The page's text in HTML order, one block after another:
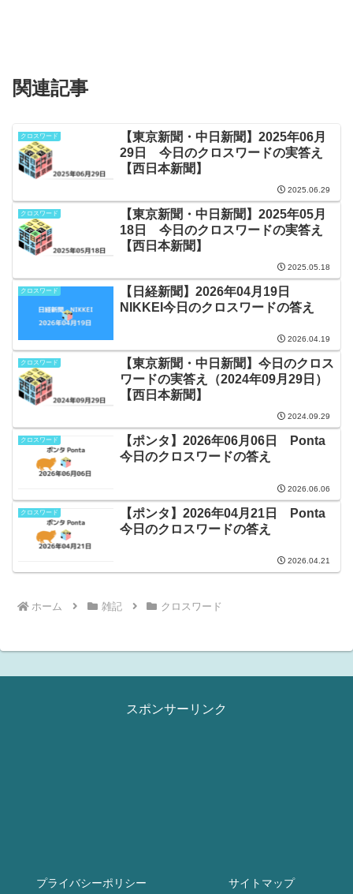
関連記事
クロスワード
【東京新聞・中日新聞】2025年06月
29日 今日のクロスワードの実答え
【西日本新聞】
2025.06.29
クロスワード
【東京新聞・中日新聞】2025年05月
18日 今日のクロスワードの実答え
【西日本新聞】
2025.05.18
クロスワード
【日経新聞】2026年04月19日
NIKKEI今日のクロスワードの答え
2026.04.19
クロスワード
【東京新聞・中日新聞】今日のクロス
ワードの実答え（2024年09月29日）
【西日本新聞】
2024.09.29
クロスワード
【ポンタ】2026年06月06日 Ponta
今日のクロスワードの答え
2026.06.06
クロスワード
【ポンタ】2026年04月21日 Ponta
今日のクロスワードの答え
2026.04.21
ホーム 雑記 クロスワード
スポンサーリンク
プライバシーポリシー サイトマップ